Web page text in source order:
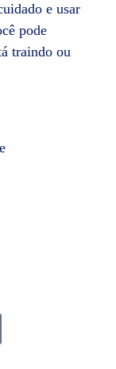
e usar
pode
traindo ou